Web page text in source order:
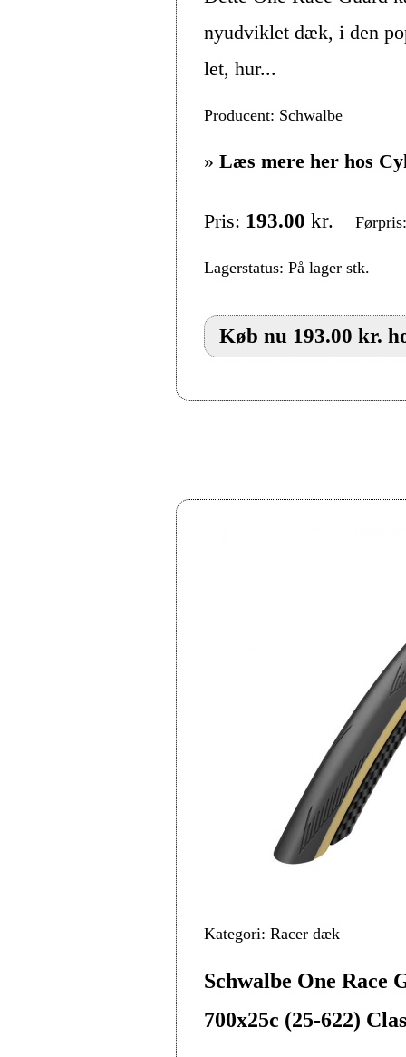
nyudviklet dæk, i den
let, hur...
Producent: Schwalbe
» Læs mere her hos
Pris: 193.00 kr.
Lagerstatus: På lager stk.
Køb nu 193.00 kr.
Kategori: Racer dæk
Schwalbe One Race
700x25c (25-622)